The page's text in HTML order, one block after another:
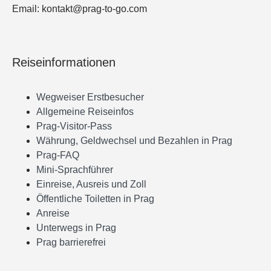
Email: kontakt@prag-to-go.com
Reiseinformationen
Wegweiser Erstbesucher
Allgemeine Reiseinfos
Prag-Visitor-Pass
Währung, Geldwechsel und Bezahlen in Prag
Prag-FAQ
Mini-Sprachführer
Einreise, Ausreis und Zoll
Öffentliche Toiletten in Prag
Anreise
Unterwegs in Prag
Prag barrierefrei